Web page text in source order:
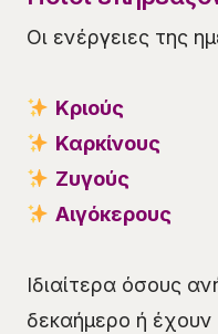
Οι ενέργειες της
Κριούς
Καρκίνους
Ζυγούς
Αιγόκερους
Ιδιαίτερα όσους
δεκαήμερο ή